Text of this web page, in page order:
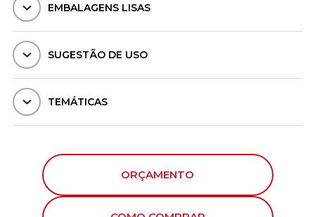
EMBALAGENS LISAS
SUGESTÃO DE USO
TEMÁTICAS
ORÇAMENTO